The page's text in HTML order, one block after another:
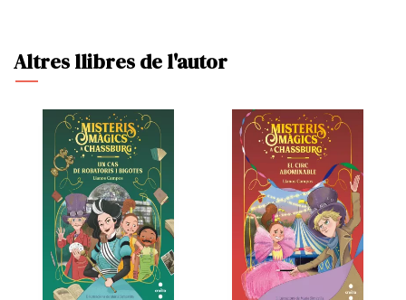
Altres llibres de l'autor